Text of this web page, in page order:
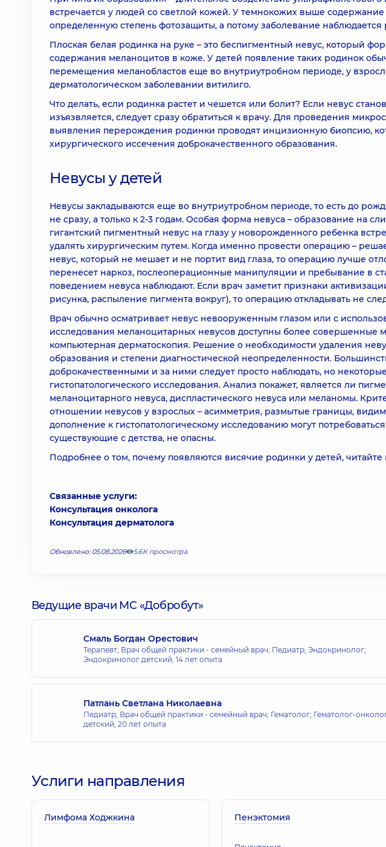
встречается у людей со светлой кожей. У темнокожих выше
определенную степень фотозащиты, а потому заболевание наблюдается
Плоская белая родинка на руке – это беспигментный невус, который
содержания меланоцитов в коже. У детей появление таких родинок
перемещения меланобластов еще во внутриутробном периоде, у
дерматологическом заболевании витилиго.
Что делать, если родинка растет и чешется или болит? Если невус
изъязвляется, следует сразу обратиться к врачу. Для проведения
выявления перерождения родинки проводят инцизионную биопсию,
хирургического иссечения доброкачественного образования.
Невусы у детей
Невусы закладываются еще во внутриутробном периоде, то есть до
не сразу, а только к 2-3 годам. Особая форма невуса – образование на
гигантский пигментный невус на глазу у новорожденного ребенка
удалять хирургическим путем. Когда именно провести операцию –
невус, который не мешает и не портит вид глаза, то операцию лучше
перенесет наркоз, послеоперационные манипуляции и пребывание в
поведением невуса наблюдают. Если врач заметит признаки
рисунка, распыление пигмента вокруг), то операцию откладывать не
Врач обычно осматривает невус невооруженным глазом или с
исследования меланоцитарных невусов доступны более совершенные
компьютерная дерматоскопия. Решение о необходимости удаления
образования и степени диагностической неопределенности.
доброкачественными и за ними следует просто наблюдать, но
гистопатологического исследования. Анализ покажет, является ли
меланоцитарного невуса, диспластического невуса или меланомы.
отношении невусов у взрослых – асимметрия, размытые границы,
дополнение к гистопатологическому исследованию могут
существующие с детства, не опасны.
Подробнее о том, почему появляются висячие родинки у детей,
Связанные услуги:
Консультация онколога
Консультация дерматолога
Обновлено: 05.08.2026 5.6К просмотра
Ведущие врачи МС «Добробут»
Смаль Богдан Орестович
Терапевт; Врач общей практики - семейный врач; Педиатр; Эндокринолог;
Эндокринолог детский, 14 лет опыта
Патлань Светлана Николаевна
Педиатр; Врач общей практики - семейный врач; Гематолог; Гематолог-
детский, 20 лет опыта
Услиги направления
Лимфома Ходжкина Пенэктомия